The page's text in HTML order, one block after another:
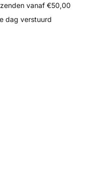
vanaf €50,00
dag verstuurd